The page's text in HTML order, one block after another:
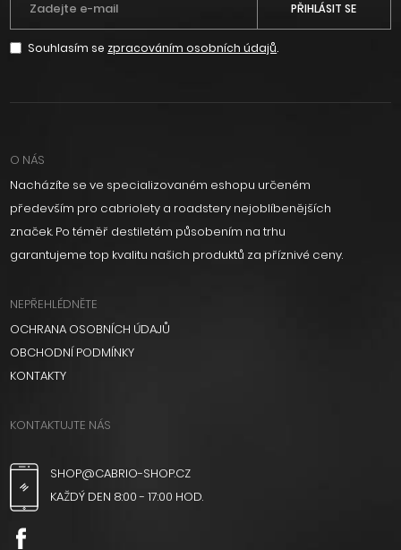
PŘIHLÁSIT SE
Souhlasím se zpracováním osobních údajů.
O NÁS
Nacházíte se ve specializovaném eshopu určeném
především pro cabriolety a roadstery nejoblíbenějších
značek. Po téměř destiletém působením na trhu
garantujeme top kvalitu našich produktů za příznivé ceny.
NEPŘEHLÉDNĚTE
OCHRANA OSOBNÍCH ÚDAJŮ
OBCHODNÍ PODMÍNKY
KONTAKTY
KONTAKTUJTE NÁS
SHOP@CABRIO-SHOP.CZ
KAŽDÝ DEN 8:00 - 17:00 HOD.